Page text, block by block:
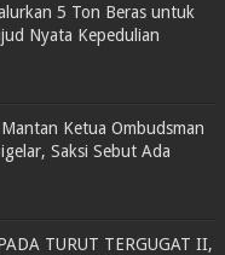
5 Ton Beras untuk
Nyata Kepedulian
Ketua Ombudsman
Saksi Sebut Ada
TURUT TERGUGAT II,